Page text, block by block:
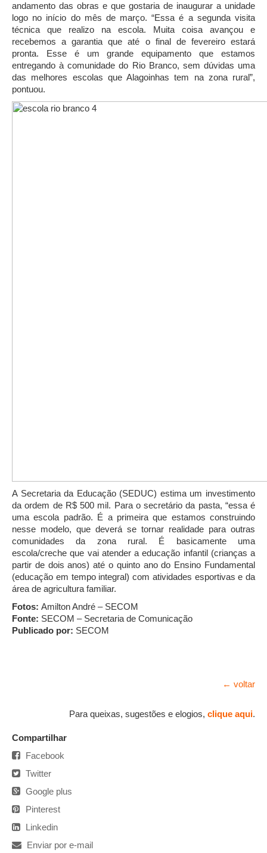
andamento das obras e que gostaria de inaugurar a unidade
logo no início do mês de março. “Essa é a segunda visita
técnica que realizo na escola. Muita coisa avançou e
recebemos a garantia que até o final de fevereiro estará
pronta. Esse é um grande equipamento que estamos
entregando à comunidade do Rio Branco, sem dúvidas uma
das melhores escolas que Alagoinhas tem na zona rural”,
pontuou.
A Secretaria da Educação (SEDUC) estima um investimento
da ordem de R$ 500 mil. Para o secretário da pasta, “essa é
uma escola padrão. É a primeira que estamos construindo
nesse modelo, que deverá se tornar realidade para outras
comunidades da zona rural. É basicamente uma
escola/creche que vai atender a educação infantil (crianças a
partir de dois anos) até o quinto ano do Ensino Fundamental
(educação em tempo integral) com atividades esportivas e da
área de agricultura familiar.
Fotos: Amilton André – SECOM
Fonte: SECOM – Secretaria de Comunicação
Publicado por: SECOM
← voltar
Para queixas, sugestões e elogios, clique aqui.
Compartilhar
Facebook
Twitter
Google plus
Pinterest
Linkedin
Enviar por e-mail